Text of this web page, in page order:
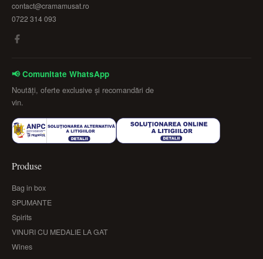
contact@cramamusat.ro
0722 314 093
📢 Comunitate WhatsApp
Noutăți, oferte exclusive și recomandări de
vin.
Produse
Bag in box
SPUMANTE
Spirits
VINURI CU MEDALIE LA GAT
Wines